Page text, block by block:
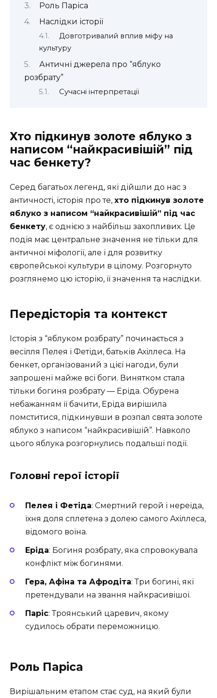
Роль Паріса
Наслідки історії
Довготривалий вплив міфу на
культуру
Античні джерела про “яблуко
розбрату”
Сучасні інтерпретації
Хто підкинув золоте яблуко з
написом “найкрасивішій” під
час бенкету?
Серед багатьох легенд, які дійшли до нас з
античності, історія про те, хто підкинув золоте
яблуко з написом “найкрасивішій” під час
бенкету, є однією з найбільш захопливих. Це
подія має центральне значення не тільки для
античної міфології, але і для розвитку
європейської культури в цілому. Розгорнуто
розглянемо цю історію, її значення та наслідки.
Передісторія та контекст
Історія з “яблуком розбрату” починається з
весілля Пелея і Фетіди, батьків Ахіллеса. На
бенкет, організований з цієї нагоди, були
запрошені майже всі боги. Винятком стала
тільки богиня розбрату — Еріда. Обурена
небажанням її бачити, Еріда вирішила
помститися, підкинувши в розпал свята золоте
яблуко з написом “найкрасивішій”. Навколо
цього яблука розгорнулись подальші події.
Головні герої історії
Пелея і Фетіда: Смертний герой і нереїда,
їхня доля сплетена з долею самого Ахіллеса,
відомого воїна.
Еріда: Богиня розбрату, яка спровокувала
конфлікт між богинями.
Гера, Афіна та Афродіта: Три богині, які
претендували на звання найкрасивішої.
Паріс: Троянський царевич, якому
судилось обрати переможницю.
Роль Паріса
Вирішальним етапом стає суд, на який були